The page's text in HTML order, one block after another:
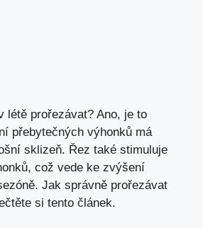
létě prořezávat? Ano, je to
přebytečných výhonků má
sklizeň. Řez také stimuluje
což vede ke zvýšení
Jak správně prořezávat
si tento článek.